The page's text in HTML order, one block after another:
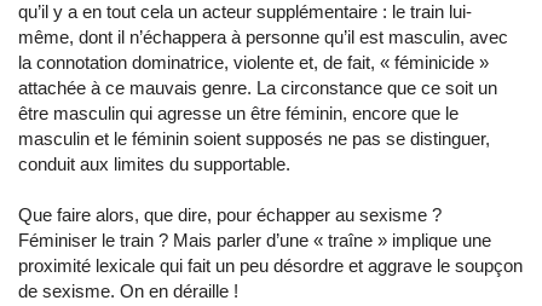
qu’il y a en tout cela un acteur supplémentaire : le train lui-
même, dont il n’échappera à personne qu’il est masculin, avec
la connotation dominatrice, violente et, de fait, « féminicide »
attachée à ce mauvais genre. La circonstance que ce soit un
être masculin qui agresse un être féminin, encore que le
masculin et le féminin soient supposés ne pas se distinguer,
conduit aux limites du supportable.
Que faire alors, que dire, pour échapper au sexisme ?
Féminiser le train ? Mais parler d’une « traîne » implique une
proximité lexicale qui fait un peu désordre et aggrave le soupçon
de sexisme. On en déraille !